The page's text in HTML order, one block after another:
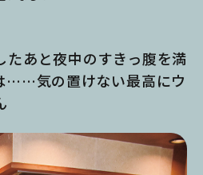
たあと夜中のすきっ腹を満
……気の置けない最高にウ